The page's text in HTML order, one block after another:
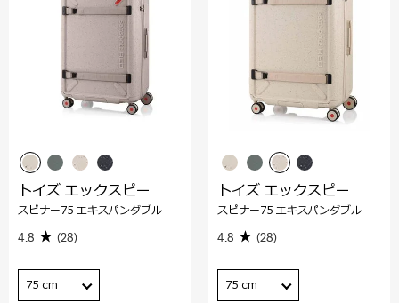
トイズ エックスピー
スピナー75 エキスパンダブル
4.8 (28)
75 cm
トイズ エックスピー
スピナー75 エキスパンダブル
4.8 (28)
75 cm